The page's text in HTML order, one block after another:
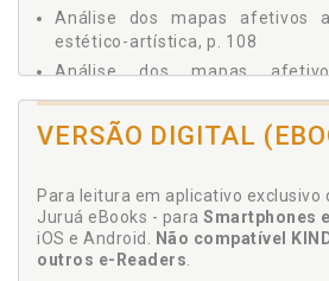
5.2 O SER HUMANO E O
DIALÉTICA ENTRE O PENSAR E O
5.3 POR QUE PENSAR EM
EDUCAÇÃO?, p. 54
6 O OLHAR DE VIGOTSKI SOBRE A
57
6.1 PARA INÍCIO DE
SUA TEORIA HISTÓRICO-
6.2 VIGOTSKI E O ESTUDO DA
7 MÉTODO, p. 65
Análise dos mapas afetivos
estético-artística, p. 108
Análise dos mapas
estético-artística, p. 87
Análise quantitativa dos
intervenção estético-artística, p.
intervenção estético-artística, p.
Arte. Concepções sobre
a experiência estética e a arte, p.
VERSÃO DIGITAL
Para leitura em aplicativo exclusivo
Juruá eBooks - para Smartphones
iOS e Android. Não compatível
outros e-Readers.